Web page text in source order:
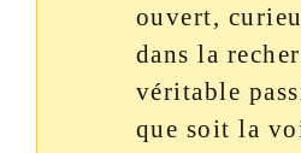
ouvert,
dans la
véritable
que soit la